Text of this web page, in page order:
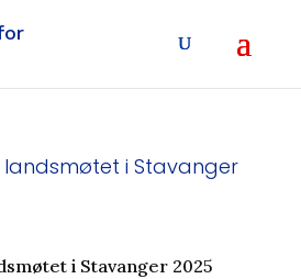
i Stavanger 2025